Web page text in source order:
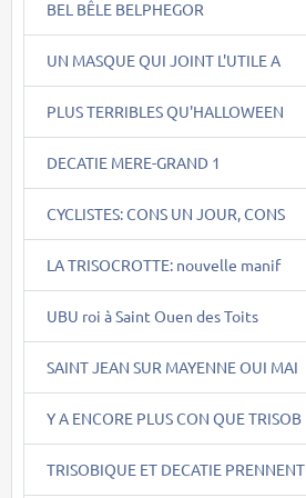
BEL BÊLE BELPHEGOR
UN MASQUE QUI JOINT L'UTILE A
PLUS TERRIBLES QU'HALLOWEEN
DECATIE MERE-GRAND 1
CYCLISTES: CONS UN JOUR, CONS
LA TRISOCROTTE: nouvelle manif
UBU roi à Saint Ouen des Toits
SAINT JEAN SUR MAYENNE OUI MAI
Y A ENCORE PLUS CON QUE TRISOB
TRISOBIQUE ET DECATIE PRENNENT